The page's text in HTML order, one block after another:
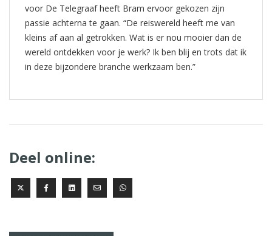
voor De Telegraaf heeft Bram ervoor gekozen zijn
passie achterna te gaan. “De reiswereld heeft me van
kleins af aan al getrokken. Wat is er nou mooier dan de
wereld ontdekken voor je werk? Ik ben blij en trots dat ik
in deze bijzondere branche werkzaam ben.”
Deel online: